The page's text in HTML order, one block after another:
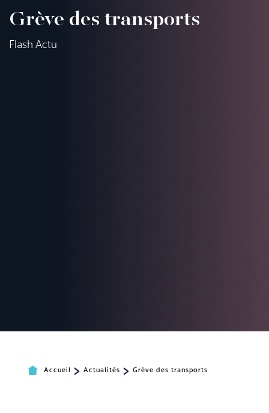
Grève des transports
Flash Actu
Accueil > Actualités > Grève des transports